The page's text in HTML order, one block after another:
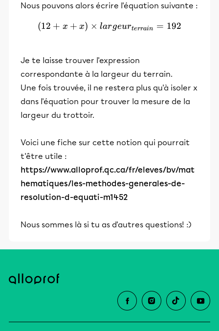
Nous pouvons alors écrire l'équation suivante :
( 12 + x + x) ×
(12 + x + x) × largeurterrain = 192
Je te laisse trouver l'expression
correspondante à la largeur du terrain.
Une fois trouvée, il ne restera plus qu'à isoler x
dans l'équation pour trouver la mesure de la
largeur du trottoir.
Voici une fiche sur cette notion qui pourrait
t'être utile :
https://www.alloprof.qc.ca/fr/eleves/bv/mat
hematiques/les-methodes-generales-de-
resolution-d-equati-m1452
Nous sommes là si tu as d'autres questions! :)